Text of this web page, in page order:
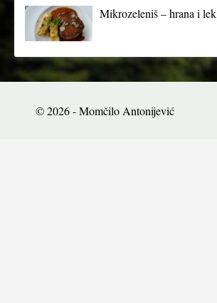
Mikrozeleniš – hrana i lek
© 2026 - Momčilo Antonijević